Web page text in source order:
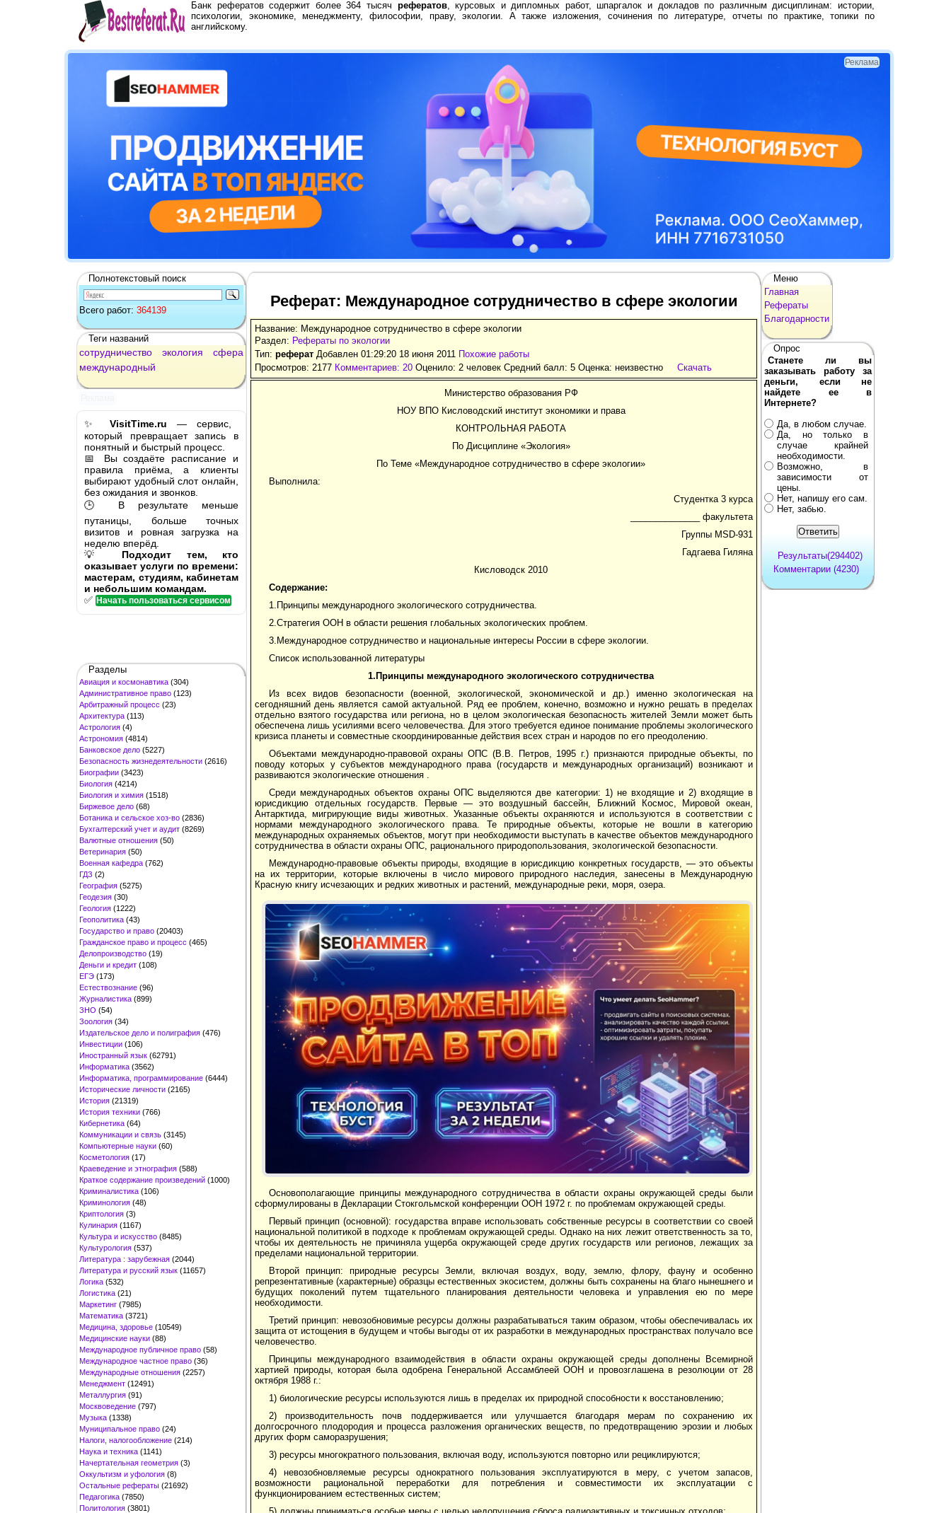
Банк рефератов содержит более 364 тысяч рефератов, курсовых и дипломных работ, шпаргалок и докладов по различным дисциплинам: истории,
психологии, экономике, менеджменту, философии, праву, экологии. А также изложения, сочинения по литературе, отчеты по практике, топики по
английскому.
Реклама
Полнотекстовый поиск
Всего работ: 364139
Теги названий
сотрудничество экология
сфера
международный
✨ VisitTime.ru — сервис,
который превращает запись в
понятный и быстрый процесс.
📅 Вы создаёте расписание и
правила приёма, а клиенты
выбирают удобный слот онлайн,
без ожидания и звонков.
🕒 В результате меньше
путаницы, больше точных
визитов и ровная загрузка на
неделю вперёд.
💡 Подходит тем, кто
оказывает услуги по времени:
мастерам, студиям, кабинетам
и небольшим командам.
✅ Начать пользоваться сервисом
Разделы
Авиация и космонавтика (304)
Административное право (123)
Арбитражный процесс (23)
Архитектура (113)
Астрология (4)
Астрономия (4814)
Банковское дело (5227)
Безопасность жизнедеятельности (2616)
Биографии (3423)
Биология (4214)
Биология и химия (1518)
Биржевое дело (68)
Ботаника и сельское хоз-во (2836)
Бухгалтерский учет и аудит (8269)
Валютные отношения (50)
Ветеринария (50)
Военная кафедра (762)
ГДЗ (2)
География (5275)
Геодезия (30)
Геология (1222)
Геополитика (43)
Государство и право (20403)
Гражданское право и процесс (465)
Делопроизводство (19)
Деньги и кредит (108)
ЕГЭ (173)
Естествознание (96)
Журналистика (899)
ЗНО (54)
Зоология (34)
Издательское дело и полиграфия (476)
Инвестиции (106)
Иностранный язык (62791)
Информатика (3562)
Информатика, программирование (6444)
Исторические личности (2165)
История (21319)
История техники (766)
Кибернетика (64)
Коммуникации и связь (3145)
Компьютерные науки (60)
Косметология (17)
Краеведение и этнография (588)
Краткое содержание произведений (1000)
Криминалистика (106)
Криминология (48)
Криптология (3)
Кулинария (1167)
Культура и искусство (8485)
Культурология (537)
Литература : зарубежная (2044)
Литература и русский язык (11657)
Логика (532)
Логистика (21)
Маркетинг (7985)
Математика (3721)
Медицина, здоровье (10549)
Медицинские науки (88)
Международное публичное право (58)
Международное частное право (36)
Международные отношения (2257)
Менеджмент (12491)
Металлургия (91)
Москвоведение (797)
Музыка (1338)
Муниципальное право (24)
Налоги, налогообложение (214)
Наука и техника (1141)
Начертательная геометрия (3)
Оккультизм и уфология (8)
Остальные рефераты (21692)
Педагогика (7850)
Политология (3801)
Реферат: Международное сотрудничество в сфере экологии
Название: Международное сотрудничество в сфере экологии
Раздел: Рефераты по экологии
Тип: реферат Добавлен 01:29:20 18 июня 2011 Похожие работы
Просмотров: 2177 Комментариев: 20 Оценило: 2 человек Средний балл: 5 Оценка: неизвестно Скачать
Министерство образования РФ
НОУ ВПО Кисловодский институт экономики и права
КОНТРОЛЬНАЯ РАБОТА
По Дисциплине «Экология»
По Теме «Международное сотрудничество в сфере экологии»
Выполнила:
Студентка 3 курса
______________ факультета
Группы MSD-931
Гадгаева Гиляна
Кисловодск 2010
Содержание:
1.Принципы международного экологического сотрудничества.
2.Стратегия ООН в области решения глобальных экологических проблем.
3.Международное сотрудничество и национальные интересы России в сфере экологии.
Список использованной литературы
1.Принципы международного экологического сотрудничества
Из всех видов безопасности (военной, экологической, экономической и др.) именно экологическая на
сегодняшний день является самой актуальной. Ряд ее проблем, конечно, возможно и нужно решать в пределах
отдельно взятого государства или региона, но в целом экологическая безопасность жителей Земли может быть
обеспечена лишь усилиями всего человечества. Для этого требуется единое понимание проблемы экологического
кризиса планеты и совместные скоординированные действия всех стран и народов по его преодолению.
Объектами международно-правовой охраны ОПС (В.В. Петров, 1995 г.) признаются природные объекты, по
поводу которых у субъектов международного права (государств и международных организаций) возникают и
развиваются экологические отношения .
Среди международных объектов охраны ОПС выделяются две категории: 1) не входящие и 2) входящие в
юрисдикцию отдельных государств. Первые — это воздушный бассейн, Ближний Космос, Мировой океан,
Антарктида, мигрирующие виды животных. Указанные объекты охраняются и используются в соответствии с
нормами международного экологического права. Те природные объекты, которые не вошли в категорию
международных охраняемых объектов, могут при необходимости выступать в качестве объектов международного
сотрудничества в области охраны ОПС, рационального природопользования, экологической безопасности.
Международно-правовые объекты природы, входящие в юрисдикцию конкретных государств, — это объекты
на их территории, которые включены в число мирового природного наследия, занесены в Международную
Красную книгу исчезающих и редких животных и растений, международные реки, моря, озера.
Реклама
Основополагающие принципы международного сотрудничества в области охраны окружающей среды были
сформулированы в Декларации Стокгольмской конференции ООН 1972 г. по проблемам окружающей среды.
Первый принцип (основной): государства вправе использовать собственные ресурсы в соответствии со своей
национальной политикой в подходе к проблемам окружающей среды. Однако на них лежит ответственность за то,
чтобы их деятельность не причиняла ущерба окружающей среде других государств или регионов, лежащих за
пределами национальной территории.
Второй принцип: природные ресурсы Земли, включая воздух, воду, землю, флору, фауну и особенно
репрезентативные (характерные) образцы естественных экосистем, должны быть сохранены на благо нынешнего и
будущих поколений путем тщательного планирования деятельности человека и управления ею по мере
необходимости.
Третий принцип: невозобновимые ресурсы должны разрабатываться таким образом, чтобы обеспечивалась их
защита от истощения в будущем и чтобы выгоды от их разработки в международных пространствах получало все
человечество.
Принципы международного взаимодействия в области охраны окружающей среды дополнены Всемирной
хартией природы, которая была одобрена Генеральной Ассамблеей ООН и провозглашена в резолюции от 28
октября 1988 г.:
1) биологические ресурсы используются лишь в пределах их природной способности к восстановлению;
2) производительность почв поддерживается или улучшается благодаря мерам по сохранению их
долгосрочного плодородия и процесса разложения органических веществ, по предотвращению эрозии и любых
других форм саморазрушения;
3) ресурсы многократного пользования, включая воду, используются повторно или рециклируются;
4) невозобновляемые ресурсы однократного пользования эксплуатируются в меру, с учетом запасов,
возможности рациональной переработки для потребления и совместимости их эксплуатации с
функционированием естественных систем;
Меню
Главная
Рефераты
Благодарности
Опрос
Станете ли вы
заказывать работу за
деньги, если не
найдете ее в
Интернете?
Да, в любом случае.
Да, но только в
случае крайней
необходимости.
Возможно, в
зависимости от
цены.
Нет, напишу его сам.
Нет, забью.
Результаты(294402)
Комментарии (4230)